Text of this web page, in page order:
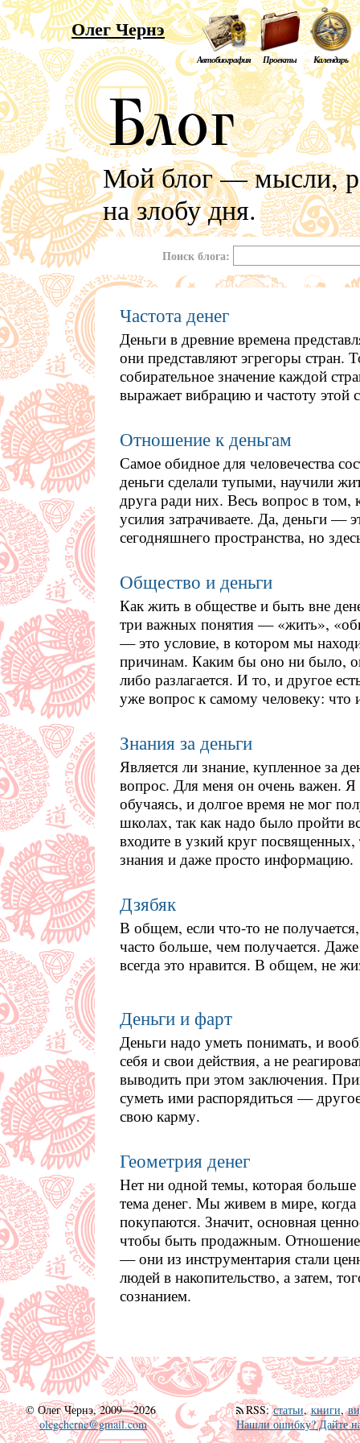
Олег Чернэ
Автобиография Проекты Календарь
Мой блог — мысли,
на злобу дня.
Поиск блога:
Частота денег
Деньги в древние времена
они представляют эгрегоры стран.
собирательное значение каждой
выражает вибрацию и частоту этой
Отношение к деньгам
Самое обидное для человечества
деньги сделали тупыми, научили
друга ради них. Весь вопрос в том,
усилия затрачиваете. Да, деньги —
сегодняшнего пространства, но
Общество и деньги
Как жить в обществе и быть вне
три важных понятия — «жить»,
— это условие, в котором мы
причинам. Каким бы оно ни было,
либо разлагается. И то, и другое
уже вопрос к самому человеку: что
Знания за деньги
Является ли знание, купленное за
вопрос. Для меня он очень важен. Я
обучаясь, и долгое время не мог
школах, так как надо было пройти
входите в узкий круг
знания и даже просто информацию.
Дзябяк
В общем, если что-то не
часто больше, чем получается.
всегда это нравится. В общем, не
Деньги и фарт
Деньги надо уметь понимать, и
себя и свои действия, а не
выводить при этом заключения.
суметь ими распорядиться —
свою карму.
Геометрия денег
Нет ни одной темы, которая
тема денег. Мы живем в мире,
покупаются. Значит, основная
чтобы быть продажным. Отношение
— они из инструментария стали
людей в накопительство, а затем,
сознанием.
© Олег Чернэ, 2009—2026
olegcherne@gmail.com
RSS:статьи,книги,
Нашли ошибку? Дайте